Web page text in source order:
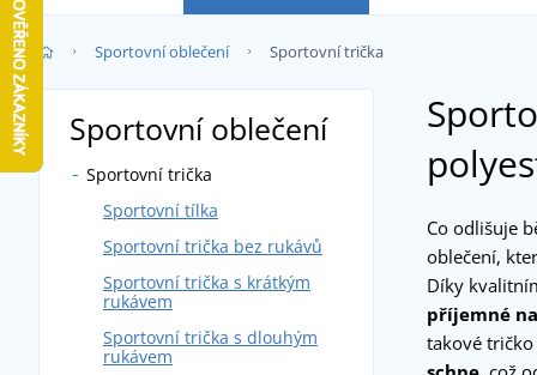
Sportovní oblečení Sportovní trička
Co odlišuje
oblečení,
Díky
příjemné
takové
Sportovní oblečení
Sportovní trička
Sportovní tílka
Sportovní trička bez rukávů
Sportovní trička s krátkým
rukávem
Sportovní trička s dlouhým
rukávem